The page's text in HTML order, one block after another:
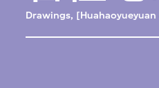
Drawings,